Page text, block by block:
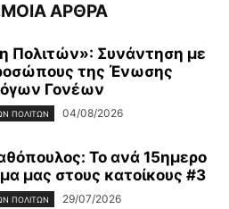
ΑΡΘΡΑ
Πολιτών»: Συνάντηση με
της Ένωσης
Γονέων
ΠΟΛΙΤΏΝ 04/08/2026
Το ανά 15ημερο
μας στους κατοίκους #3
ΠΟΛΙΤΏΝ 29/07/2026